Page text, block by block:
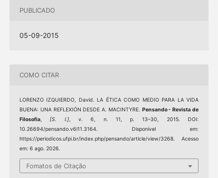
PUBLICADO
05-09-2015
COMO CITAR
LORENZO IZQUIERDO, David. LA ÉTICA COMO MEDIO PARA LA VIDA
BUENA: UNA REFLEXIÓN DESDE A. MACINTYRE. Pensando - Revista de
Filosofia,[S. l.], v. 6, n. 11, p. 13–30, 2015. DOI:
10.26694/pensando.v6i11.3164. Disponível em:
https://periodicos.ufpi.br/index.php/pensando/article/view/3268. Acesso
em: 6 ago. 2026.
Fomatos de Citação